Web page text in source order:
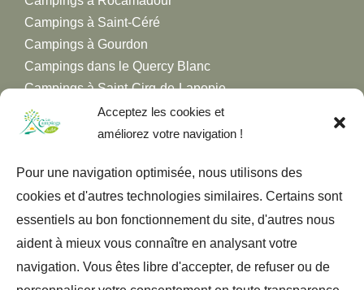
Acceptez les cookies et
améliorez votre navigation !
Pour une navigation optimisée, nous utilisons des
cookies et d'autres technologies similaires. Certains sont
essentiels au bon fonctionnement du site, d'autres nous
aident à mieux vous connaître en analysant votre
navigation. Vous êtes libre d'accepter, de refuser ou de
Campings à Saint-Céré
Campings à Gourdon
Campings dans le Quercy Blanc
Campings à Saint-Cirq-de-Lapopie
Campings à Figeac
Campings dans la Vallée de la Dordogne
Campings dans la Vallée du Célé